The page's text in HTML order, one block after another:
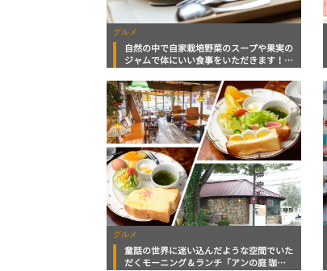
グルメ
自然の中で自家栽培野菜のスープや果実の
ジャムで体にいい食事をいただきます！
ルメ】
グルメ
童話の世界に迷い込んだような空間でいた
だくモーニング＆ランチ「アンの庭 珈琲